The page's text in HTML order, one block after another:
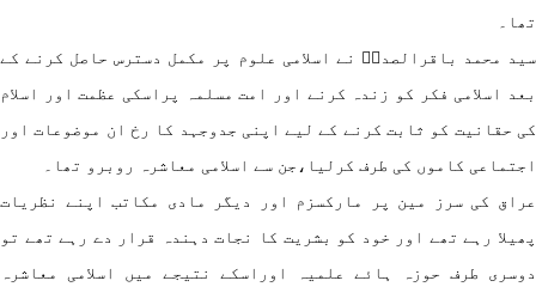
محمد باقرالصدرؒ نے اسلامی علوم پر مکمل دسترس حاصل کرنے کے
اسلامی فکر کو زندہ کرنے اور امت مسلمہ پراسکی عظمت اور اسلام
حقانیت کو ثابت کرنے کے لیے اپنی جدوجہد کا رخ ان موضوعات اور
کاموں کی طرف کرلیا،جن سے اسلامی معاشرہ روبرو تھا۔
کی سرز مین پر مارکسزم اور دیگر مادی مکاتب اپنے نظریات
رہے تھے اور خود کو بشریت کا نجات دہندہ قرار دے رہے تھے تو
طرف حوزہ ہائے علمیہ اوراسکے نتیجے میں اسلامی معاشرہ